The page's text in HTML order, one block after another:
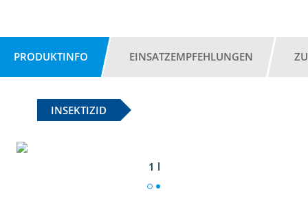
PRODUKTINFO EINSATZEMPFEHLUNGEN
INSEKTIZID
1 l